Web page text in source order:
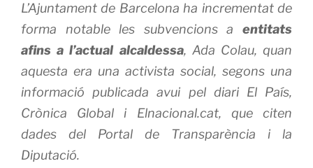
L’Ajuntament de Barcelona ha incrementat de
forma notable les subvencions a entitats
afins a l’actual alcaldessa, Ada Colau, quan
aquesta era una activista social, segons una
informació publicada avui pel diari El País,
Crònica Global i Elnacional.cat, que citen
dades del Portal de Transparència i la
Diputació.